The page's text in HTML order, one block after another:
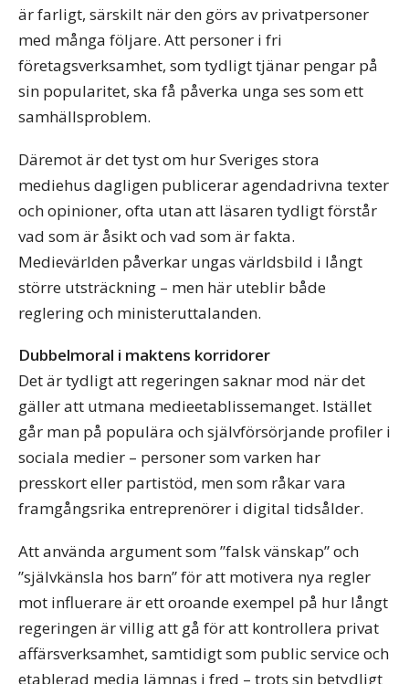
är farligt, särskilt när den görs av privatpersoner
med många följare. Att personer i fri
företagsverksamhet, som tydligt tjänar pengar på
sin popularitet, ska få påverka unga ses som ett
samhällsproblem.
Däremot är det tyst om hur Sveriges stora
mediehus dagligen publicerar agendadrivna texter
och opinioner, ofta utan att läsaren tydligt förstår
vad som är åsikt och vad som är fakta.
Medievärlden påverkar ungas världsbild i långt
större utsträckning – men här uteblir både
reglering och ministeruttalanden.
Dubbelmoral i maktens korridorer
Det är tydligt att regeringen saknar mod när det
gäller att utmana medieetablissemanget. Istället
går man på populära och självförsörjande profiler i
sociala medier – personer som varken har
presskort eller partistöd, men som råkar vara
framgångsrika entreprenörer i digital tidsålder.
Att använda argument som ”falsk vänskap” och
”självkänsla hos barn” för att motivera nya regler
mot influerare är ett oroande exempel på hur långt
regeringen är villig att gå för att kontrollera privat
affärsverksamhet, samtidigt som public service och
etablerad media lämnas i fred – trots sin betydligt